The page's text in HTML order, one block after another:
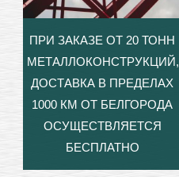
ПРИ ЗАКАЗЕ ОТ 20 ТОНН
МЕТАЛЛОКОНСТРУКЦИЙ,
ДОСТАВКА В ПРЕДЕЛАХ
1000 КМ ОТ БЕЛГОРОДА
ОСУЩЕСТВЛЯЕТСЯ
БЕСПЛАТНО